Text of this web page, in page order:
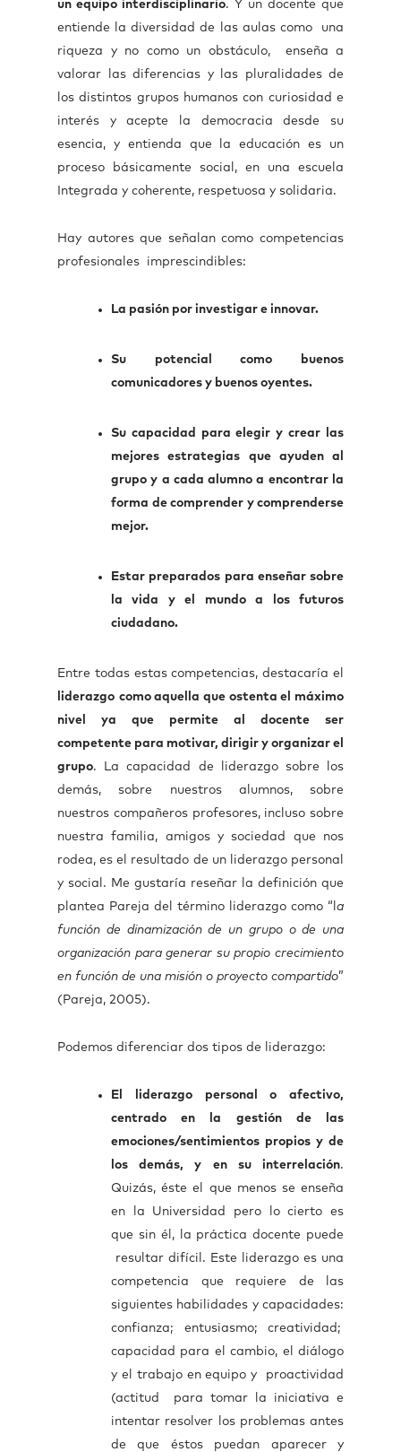
un equipo interdisciplinario. Y un docente que
entiende la diversidad de las aulas como una
riqueza y no como un obstáculo, enseña a
valorar las diferencias y las pluralidades de
los distintos grupos humanos con curiosidad e
interés y acepte la democracia desde su
esencia, y entienda que la educación es un
proceso básicamente social, en una escuela
Integrada y coherente, respetuosa y solidaria.
Hay autores que señalan como competencias
profesionales imprescindibles:
La pasión por investigar e innovar.
Su potencial como buenos
comunicadores y buenos oyentes.
Su capacidad para elegir y crear las
mejores estrategias que ayuden al
grupo y a cada alumno a encontrar la
forma de comprender y comprenderse
mejor.
Estar preparados para enseñar sobre
la vida y el mundo a los futuros
ciudadano.
Entre todas estas competencias, destacaría el
liderazgo como aquella que ostenta el máximo
nivel ya que permite al docente ser
competente para motivar, dirigir y organizar el
grupo. La capacidad de liderazgo sobre los
demás, sobre nuestros alumnos, sobre
nuestros compañeros profesores, incluso sobre
nuestra familia, amigos y sociedad que nos
rodea, es el resultado de un liderazgo personal
y social. Me gustaría reseñar la definición que
plantea Pareja del término liderazgo como “l a
función de dinamización de un grupo o de una
organización para generar su propio crecimiento
en función de una misión o proyecto compartido”
(Pareja, 2005).
Podemos diferenciar dos tipos de liderazgo:
El liderazgo personal o afectivo,
centrado en la gestión de las
emociones/sentimientos propios y de
los demás, y en su interrelación.
Quizás, éste el que menos se enseña
en la Universidad pero lo cierto es
que sin él, la práctica docente puede
resultar difícil. Este liderazgo es una
competencia que requiere de las
siguientes habilidades y capacidades:
confianza; entusiasmo; creatividad;
capacidad para el cambio, el diálogo
y el trabajo en equipo y proactividad
(actitud para tomar la iniciativa e
intentar resolver los problemas antes
de que éstos puedan aparecer y